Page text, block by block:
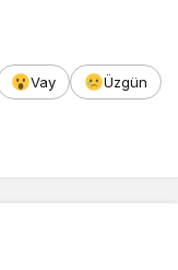
Vay
Üzgün